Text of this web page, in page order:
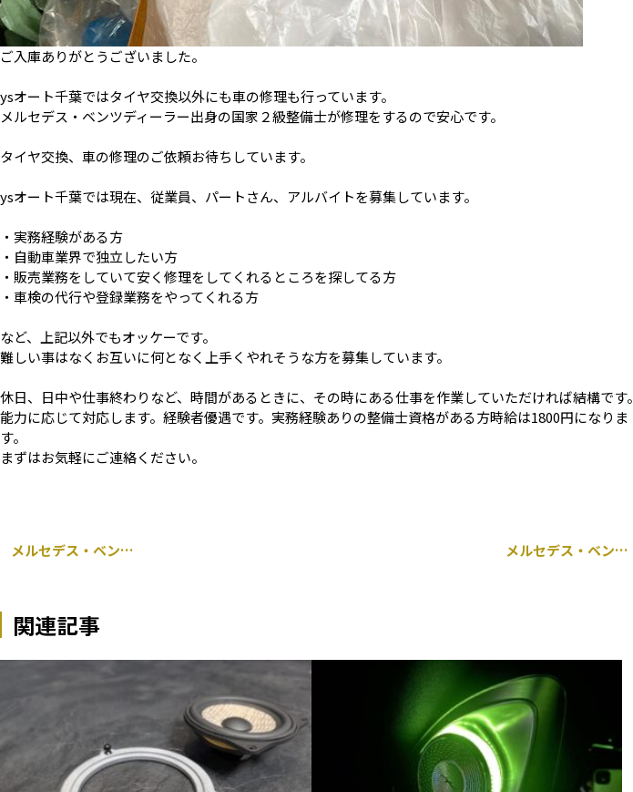
ご入庫ありがとうございました。
ysオート千葉ではタイヤ交換以外にも車の修理も行っています。
メルセデス・ベンツディーラー出身の国家２級整備士が修理をするので安心です。
タイヤ交換、車の修理のご依頼お待ちしています。
ysオート千葉では現在、従業員、パートさん、アルバイトを募集しています。
・実務経験がある方
・自動車業界で独立したい方
・販売業務をしていて安く修理をしてくれるところを探してる方
・車検の代行や登録業務をやってくれる方
など、上記以外でもオッケーです。
難しい事はなくお互いに何となく上手くやれそうな方を募集しています。
休日、日中や仕事終わりなど、時間があるときに、その時にある仕事を作業していただければ結構です。
能力に応じて対応します。経験者優遇です。実務経験ありの整備士資格がある方時給は1800円になりま
す。
まずはお気軽にご連絡ください。
メルセデス・ベンツ ゲレンデ W463 G55 AMG リフトアップ 千葉市 メルセデス・ベンツ Cクラス W205 持ち込みダイヤモンドグリル交換 千葉市
関連記事